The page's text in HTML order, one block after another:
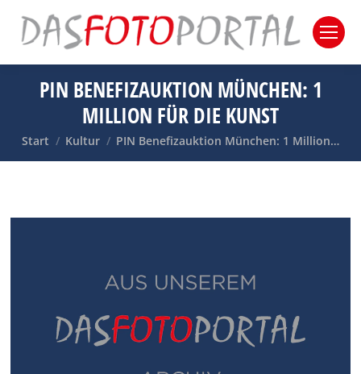
PIN BENEFIZAUKTION MÜNCHEN: 1
MILLION FÜR DIE KUNST
Sie befinden sich hier:
Start Kultur PIN Benefizauktion München: 1 Million…